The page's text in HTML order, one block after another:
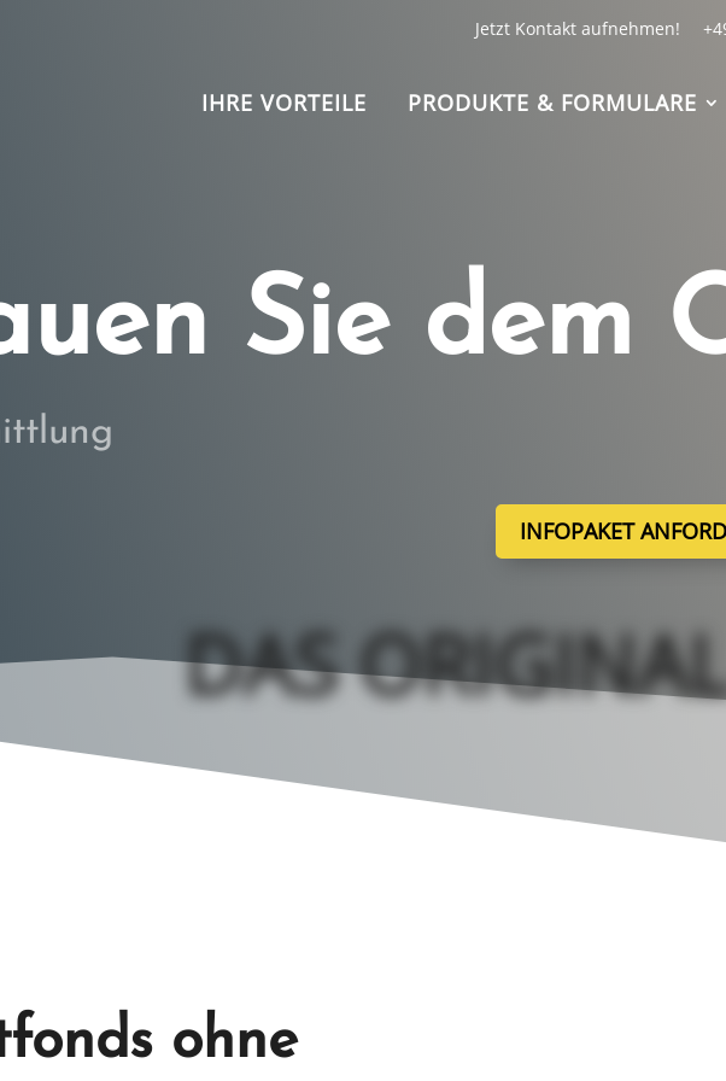
Jetzt Kontakt aufnehmen!
IHRE VORTEILE PRODUKTE & FORMULARE
Sie dem
INFOPAKET
DAS
ohne